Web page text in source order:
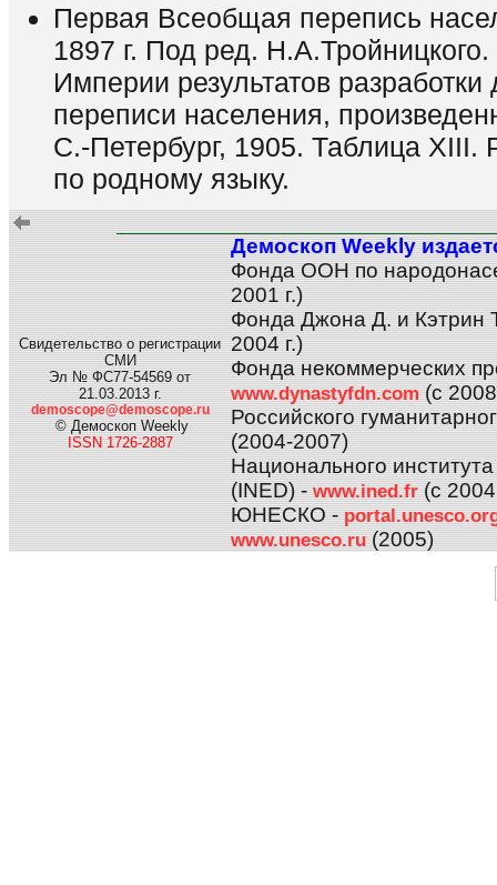
Первая Всеобщая перепись
1897 г. Под ред.
Империи результатов
переписи населения,
С.-Петербург, 1905. Таблица XIII.
по родному языку.
Свидетельство о регистрации
СМИ
Эл № ФС77-54569 от
21.03.2013 г.
demoscope@demoscope.ru
© Демоскоп Weekly
ISSN 1726-2887
Демоскоп Weekly
Фонда ООН по
2001 г.)
Фонда Джона Д. и Кэтрин
2004 г.)
Фонда некоммерческих
www.dynastyfdn.com(с 2008
Российского
(2004-2007)
Национального
(INED) -www.ined.fr(с 2004
ЮНЕСКО -
www.unesco.ru(2005)